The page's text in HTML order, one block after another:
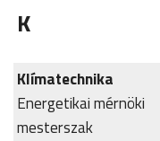
K
Klímatechnika
Energetikai mérnöki
mesterszak